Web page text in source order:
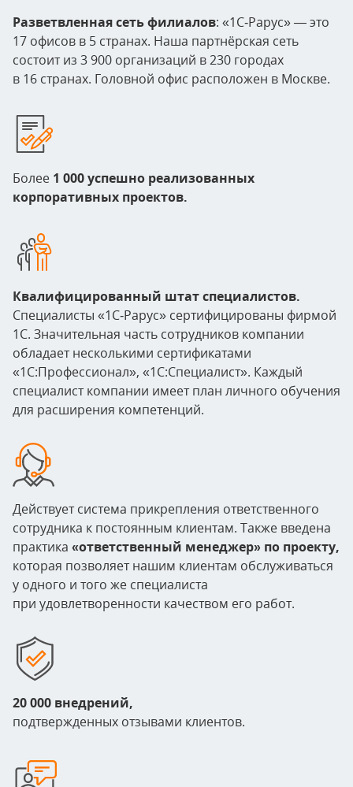
Разветвленная сеть филиалов: «1С‑Рарус» — это
17 офисов в 5 странах. Наша партнёрская сеть
состоит из 3 900 организаций в 230 городах
в 16 странах. Головной офис расположен в Москве.
Более 1 000 успешно реализованных
корпоративных проектов.
Квалифицированный штат специалистов.
Специалисты «1С‑Рарус» сертифицированы фирмой
1С. Значительная часть сотрудников компании
обладает несколькими сертификатами
«1С:Профессионал», «1С:Специалист». Каждый
специалист компании имеет план личного обучения
для расширения компетенций.
Действует система прикрепления ответственного
сотрудника к постоянным клиентам. Также введена
практика «ответственный менеджер» по проекту,
которая позволяет нашим клиентам обслуживаться
у одного и того же специалиста
при удовлетворенности качеством его работ.
20 000 внедрений,
подтвержденных отзывами клиентов.